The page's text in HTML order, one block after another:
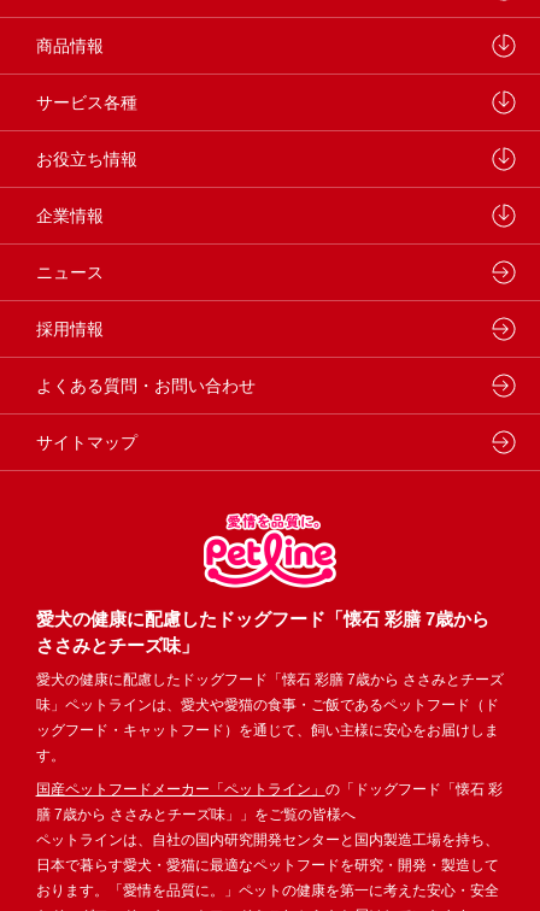
愛犬の健康に配慮したドッグフード「懐石 彩膳 7歳から
ささみとチーズ味」
愛犬の健康に配慮したドッグフード「懐石 彩膳 7歳から ささみとチーズ
味」ペットラインは、愛犬や愛猫の食事・ご飯であるペットフード（ド
ッグフード・キャットフード）を通じて、飼い主様に安心をお届けしま
す。
国産ペットフードメーカー「ペットライン」 の「ドッグフード「懐石 彩
膳 7歳から ささみとチーズ味」」をご覧の皆様へ
ペットラインは、自社の国内研究開発センターと国内製造工場を持ち、
日本で暮らす愛犬・愛猫に最適なペットフードを研究・開発・製造して
おります。「愛情を品質に。」ペットの健康を第一に考えた安心・安全
ペットラインが大切にしていること
研究開発センターについて
学会・論文発表
製品・品質管理
商品情報
ドッグフード
キャットフード
小動物
動物病院専用フード
フードコンシェル
サービス各種
ウェルネスナビ
しあわせマルシェ
どうぶつ病院宅配便
お役立ち情報
ペットライン 犬ノート
ペットライン 猫ノート
狂犬病予防
企業情報
会社概要・事業所
代表メッセージ
企業理念・ビジョン
ニュース
採用情報
よくある質問・お問い合わせ
サイトマップ